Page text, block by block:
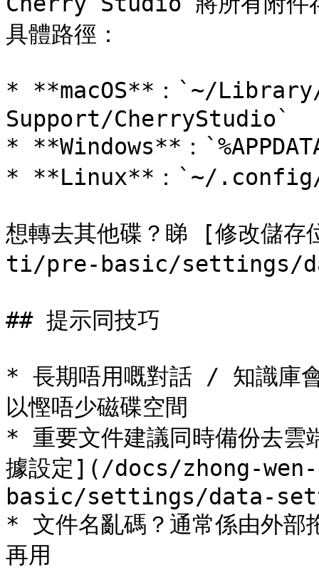
具體路徑：
* **macOS**：`~/
Support/CherryStudio`
* **Windows**：
* **Linux**：`~/
想轉去其他碟？睇 [修改儲
ti/pre-basic/settings/
## 提示同技巧
* 長期唔用嘅對話 / 知識庫會
以慳唔少磁碟空間
* 重要文件建議同時備份去
據設定](/docs/zhong-
basic/settings/data-
* 文件名亂碼？通常係由外部
再用